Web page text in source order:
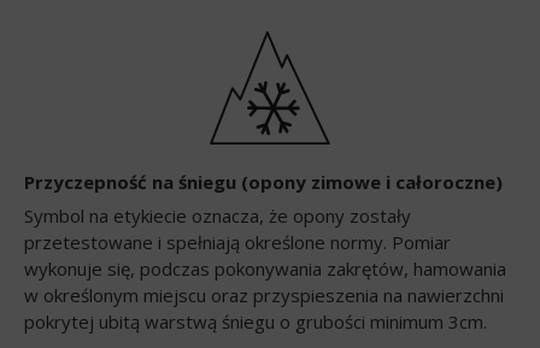
Przyczepność na śniegu (opony zimowe i całoroczne)
Symbol na etykiecie oznacza, że opony zostały
przetestowane i spełniają określone normy. Pomiar
wykonuje się, podczas pokonywania zakrętów, hamowania
w określonym miejscu oraz przyspieszenia na nawierzchni
pokrytej ubitą warstwą śniegu o grubości minimum 3cm.